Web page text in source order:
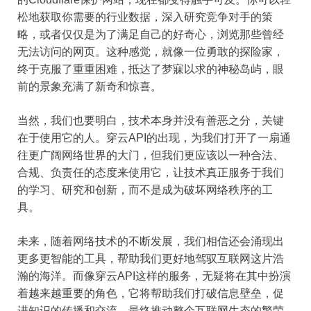
松地获取你需要的行业数据，深入研究竞争对手的策
略，或者仅仅是为了满足自己的好奇心，浏览那些曾经
无法访问的网页。这种感觉，就像一位勇敢的探险家，
终于克服了重重困难，抵达了梦寐以求的神秘岛屿，眼
前的景象充满了新奇和惊喜。
当然，我们也要明白，技术本身并没有善恶之分，关键
在于使用它的人。穿云API的出现，为我们打开了一扇通
往更广阔网络世界的大门，但我们更应该以一种合法、
合规、负责任的态度来使用它，让技术真正服务于我们
的学习、研究和创新，而不是成为破坏网络秩序的工
具。
未来，随着网络技术的不断发展，我们相信还会涌现出
更多更智能的工具，帮助我们更好地驾驭互联网这片浩
瀚的海洋。而像穿云API这样的服务，无疑将在其中扮演
着越来越重要的角色，它将帮助我们打破信息壁垒，促